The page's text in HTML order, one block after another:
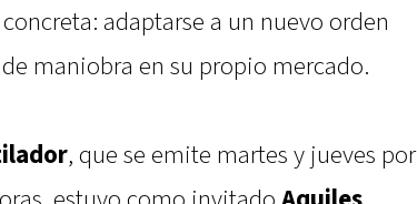
adaptarse a un nuevo orden
maniobra en su propio mercado.
, que se emite martes y jueves por